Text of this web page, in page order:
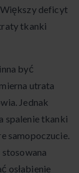
Większy deficyt
tkanki
być
utrata
Jednak
spalenie tkanki
samopoczucie.
osłabienie